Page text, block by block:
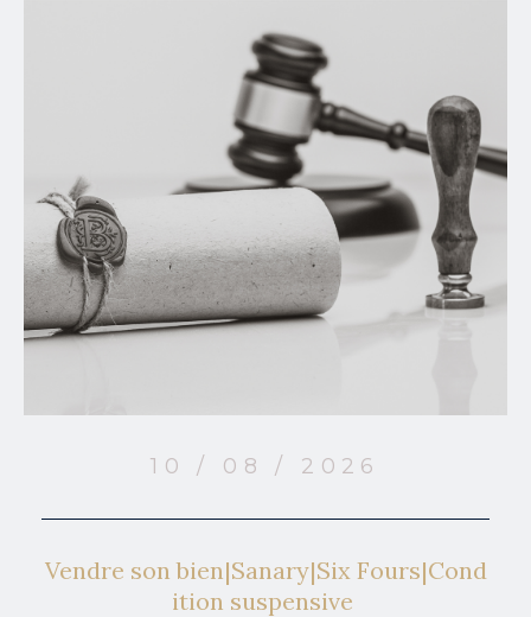
10 / 08 / 2026
Vendre son bien|Sanary|Six Fours|Cond
ition suspensive